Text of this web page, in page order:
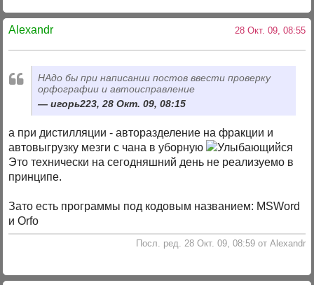
Alexandr 28 Окт. 09, 08:55
НАдо бы при написании постов ввести проверку
орфографии и автоисправление
игорь223, 28 Окт. 09, 08:15
а при дистилляции - авторазделение на фракции и
автовыгрузку мезги с чана в уборную
Это технически на сегодняшний день не реализуемо в
принципе.
Зато есть программы под кодовым названием: MSWord
и Orfo
Посл. ред. 28 Окт. 09, 08:59 от Alexandr